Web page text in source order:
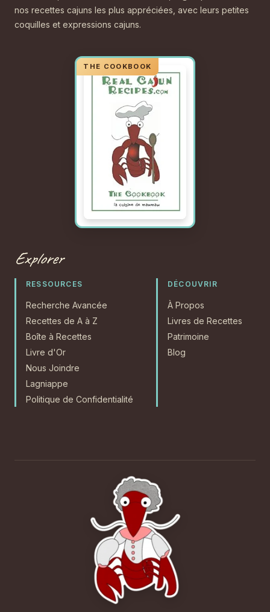
nos recettes cajuns les plus appréciées, avec leurs petites
coquilles et expressions cajuns.
Explorer
RESSOURCES
Recherche Avancée
Recettes de A à Z
Boîte à Recettes
Livre d'Or
Nous Joindre
Lagniappe
Politique de Confidentialité
DÉCOUVRIR
À Propos
Livres de Recettes
Patrimoine
Blog